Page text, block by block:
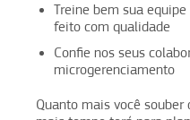
Treine bem sua
feito com qualidade
Confie nos seus
microgerenciamento
Quanto mais você